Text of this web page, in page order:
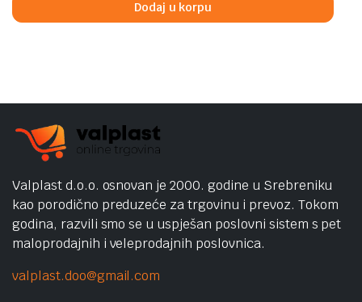
289,00 KM.
219,00 KM.
Dodaj u korpu
Valplast d.o.o. osnovan je 2000. godine u Srebreniku
kao porodično preduzeće za trgovinu i prevoz. Tokom
godina, razvili smo se u uspješan poslovni sistem s pet
maloprodajnih i veleprodajnih poslovnica.
valplast.doo@gmail.com